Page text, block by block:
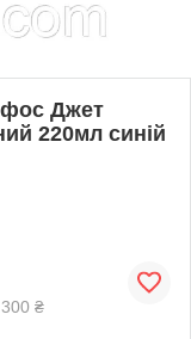
Джет
220мл синій
₴